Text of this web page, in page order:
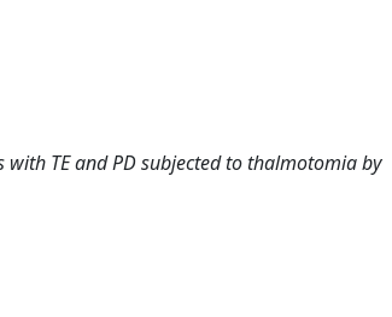
TE and PD subjected to thalmotomia by